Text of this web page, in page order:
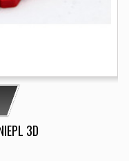
3D